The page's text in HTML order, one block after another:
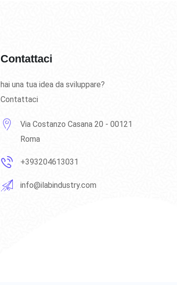
Contattaci
hai una tua idea da sviluppare?
Contattaci
Via Costanzo Casana 20 - 00121
Roma
+393204613031
info@ilabindustry.com